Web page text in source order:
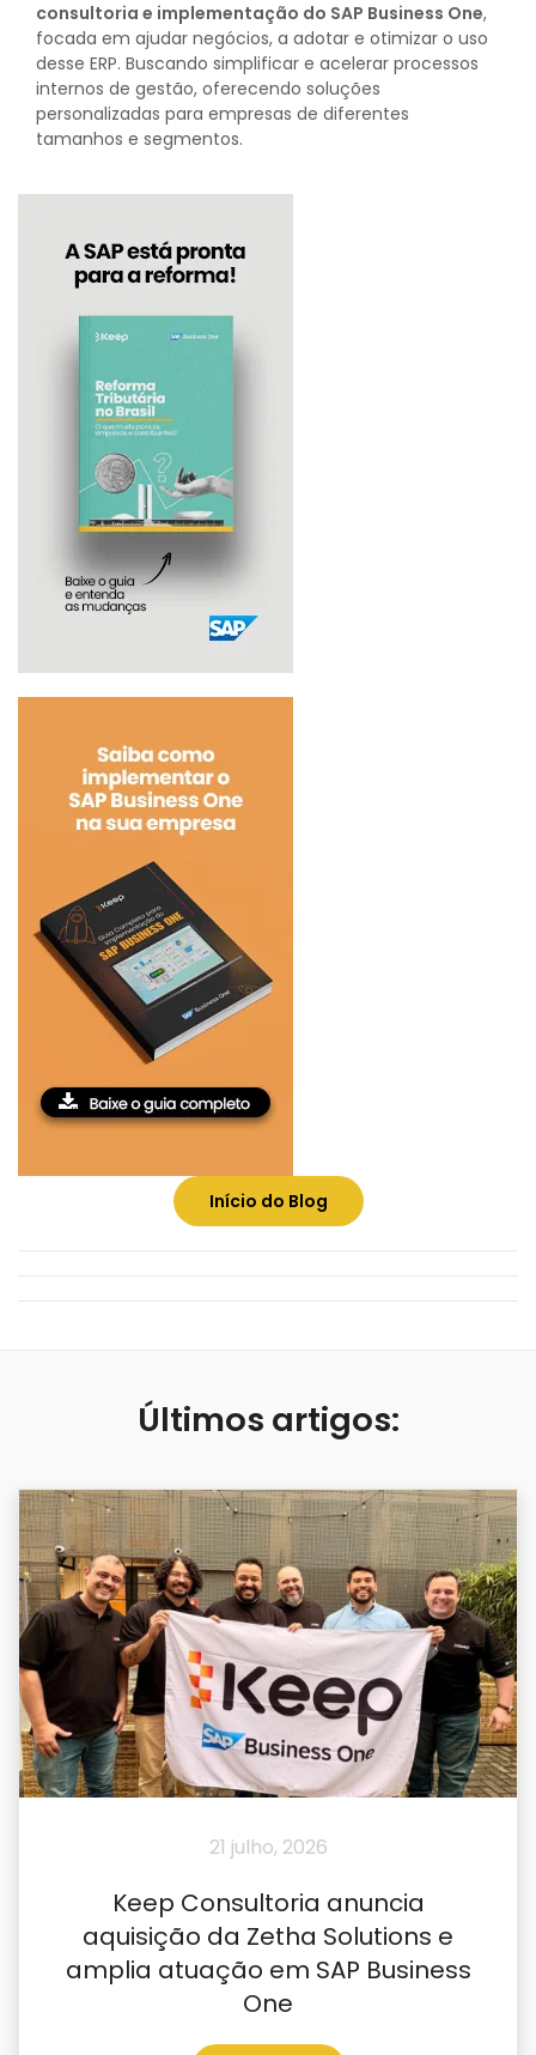
Início do Blog
consultoria e implementação do SAP Business One,
focada em ajudar negócios, a adotar e otimizar o uso
desse ERP. Buscando simplificar e acelerar processos
internos de gestão, oferecendo soluções
personalizadas para empresas de diferentes
tamanhos e segmentos.
Últimos artigos:
21 julho, 2026
Keep Consultoria anuncia
aquisição da Zetha Solutions e
amplia atuação em SAP Business
One